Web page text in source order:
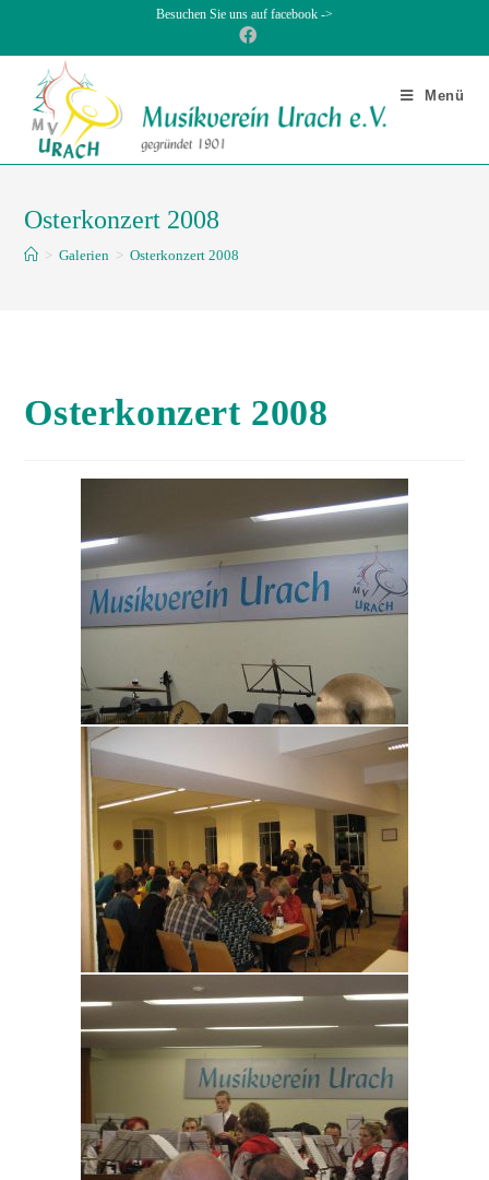
Besuchen Sie uns auf facebook ->
Menü
Osterkonzert 2008
> Galerien > Osterkonzert 2008
Osterkonzert 2008